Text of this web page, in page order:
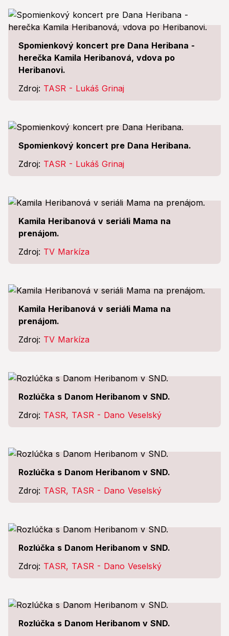
Spomienkový koncert pre Dana Heribana -
herečka Kamila Heribanová, vdova po
Heribanovi.
Zdroj: TASR - Lukáš Grinaj
Spomienkový koncert pre Dana Heribana.
Zdroj: TASR - Lukáš Grinaj
Kamila Heribanová v seriáli Mama na
prenájom.
Zdroj: TV Markíza
Kamila Heribanová v seriáli Mama na
prenájom.
Zdroj: TV Markíza
Rozlúčka s Danom Heribanom v SND.
Zdroj: TASR, TASR - Dano Veselský
Rozlúčka s Danom Heribanom v SND.
Zdroj: TASR, TASR - Dano Veselský
Rozlúčka s Danom Heribanom v SND.
Zdroj: TASR, TASR - Dano Veselský
Rozlúčka s Danom Heribanom v SND.